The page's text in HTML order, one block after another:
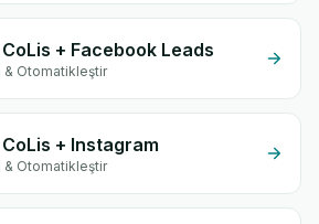
+ Facebook Leads
& Otomatikleştir
+ Instagram
& Otomatikleştir